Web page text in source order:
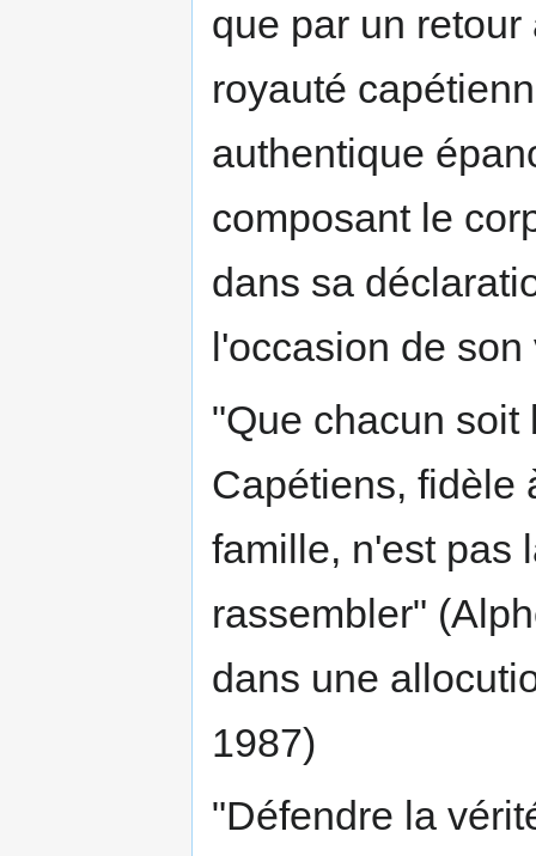
que par un
royauté
authentique
composant le
dans sa
l'occasion de
"Que chacun
Capétiens, fidèle
famille, n'est pas
rassembler"
dans une
1987)
"Défendre la